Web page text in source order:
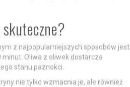
z najpopularniejszych sposobów jest
minut. Oliwa z oliwek dostarcza
stanu paznokci.
nie tylko wzmacnia je, ale również